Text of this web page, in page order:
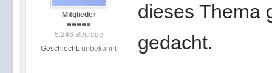
Mitglieder
5.246 Beiträge
Geschlecht: unbekannt
dieses Thema
gedacht.